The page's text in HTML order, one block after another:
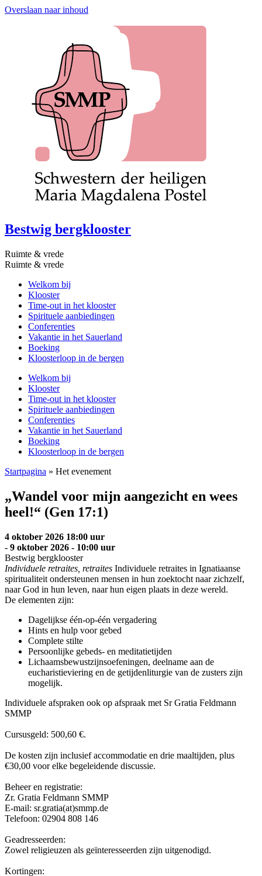
Overslaan naar inhoud
Bestwig bergklooster
Ruimte & vrede
Ruimte & vrede
Welkom bij
Klooster
Time-out in het klooster
Spirituele aanbiedingen
Conferenties
Vakantie in het Sauerland
Boeking
Kloosterloop in de bergen
Welkom bij
Klooster
Time-out in het klooster
Spirituele aanbiedingen
Conferenties
Vakantie in het Sauerland
Boeking
Kloosterloop in de bergen
Startpagina » Het evenement
„Wandel voor mijn aangezicht en wees
heel!“ (Gen 17:1)
4 oktober 2026 18:00 uur
- 9 oktober 2026 - 10:00 uur
Bestwig bergklooster
Individuele retraites, retraites Individuele retraites in Ignatiaanse
spiritualiteit ondersteunen mensen in hun zoektocht naar zichzelf,
naar God in hun leven, naar hun eigen plaats in deze wereld.
De elementen zijn:
Dagelijkse één-op-één vergadering
Hints en hulp voor gebed
Complete stilte
Persoonlijke gebeds- en meditatietijden
Lichaamsbewustzijnsoefeningen, deelname aan de
eucharistieviering en de getijdenliturgie van de zusters zijn
mogelijk.
Individuele afspraken ook op afspraak met Sr Gratia Feldmann
SMMP
Cursusgeld: 500,60 €.
De kosten zijn inclusief accommodatie en drie maaltijden, plus
€30,00 voor elke begeleidende discussie.
Beheer en registratie:
Zr. Gratia Feldmann SMMP
E-mail: sr.gratia(at)smmp.de
Telefoon: 02904 808 146
Geadresseerden:
Zowel religieuzen als geïnteresseerden zijn uitgenodigd.
Kortingen: